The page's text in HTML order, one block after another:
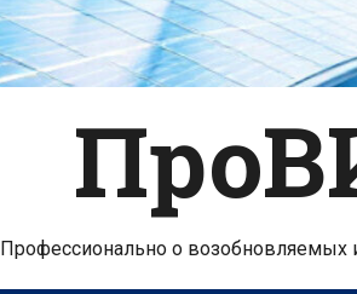
Профессионально о возобновляемых